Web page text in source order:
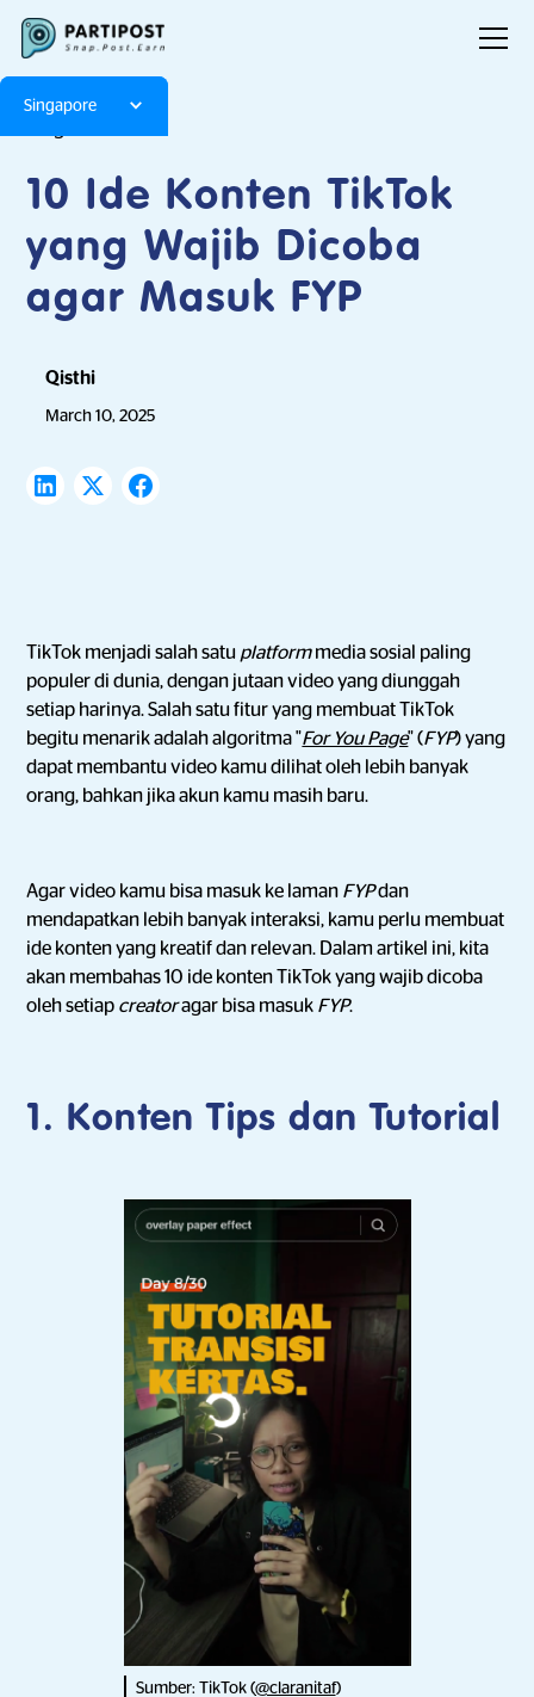
Singapore
10 Ide Konten TikTok
yang Wajib Dicoba
agar Masuk FYP
Qisthi
March 10, 2025
TikTok menjadi salah satu platformmedia sosial paling
populer di dunia, dengan jutaan video yang diunggah
setiap harinya. Salah satu fitur yang membuat TikTok
begitu menarik adalah algoritma "For You Page" (FYP) yang
dapat membantu video kamu dilihat oleh lebih banyak
orang, bahkan jika akun kamu masih baru.
Agar video kamu bisa masuk ke laman FYPdan
mendapatkan lebih banyak interaksi, kamu perlu membuat
ide konten yang kreatif dan relevan. Dalam artikel ini, kita
akan membahas 10 ide konten TikTok yang wajib dicoba
oleh setiap creatoragar bisa masuk FYP.
1. Konten Tips dan Tutorial
Sumber: TikTok (@claranitaf)